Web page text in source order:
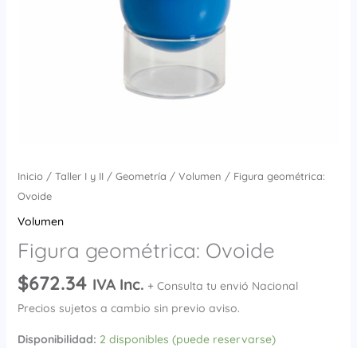
Inicio/ Taller I y II/ Geometría / Volumen / Figura geométrica:
Ovoide
Volumen
Figura geométrica: Ovoide
$672.34 IVA Inc. + Consulta tu envió Nacional
Precios sujetos a cambio sin previo aviso.
Disponibilidad: 2 disponibles (puede reservarse)